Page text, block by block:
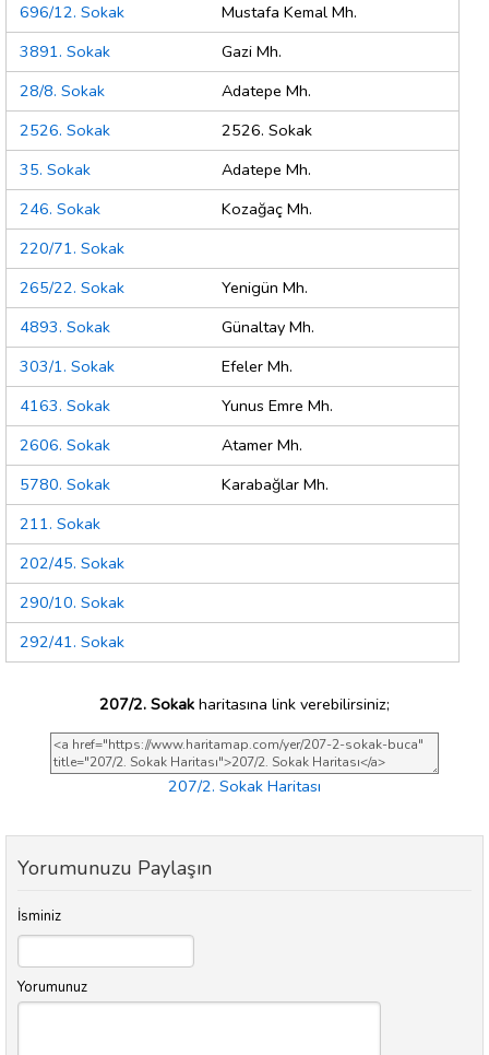
696/12. Sokak
Mustafa Kemal Mh.
3891. Sokak
Gazi Mh.
28/8. Sokak
Adatepe Mh.
2526. Sokak
2526. Sokak
35. Sokak
Adatepe Mh.
246. Sokak
Kozağaç Mh.
220/71. Sokak
265/22. Sokak
Yenigün Mh.
4893. Sokak
Günaltay Mh.
303/1. Sokak
Efeler Mh.
4163. Sokak
Yunus Emre Mh.
2606. Sokak
Atamer Mh.
5780. Sokak
Karabağlar Mh.
211. Sokak
202/45. Sokak
290/10. Sokak
292/41. Sokak
207/2. Sokak haritasına link verebilirsiniz;
207/2. Sokak Haritası
Yorumunuzu Paylaşın
İsminiz
Yorumunuz